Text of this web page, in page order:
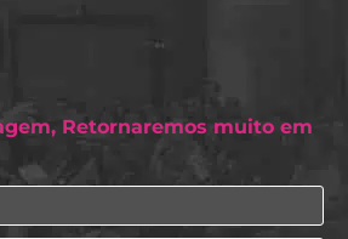
Retornaremos muito em